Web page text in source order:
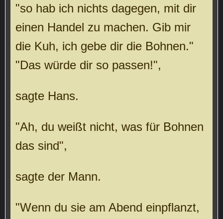
"so hab ich nichts dagegen, mit dir
einen Handel zu machen. Gib mir
die Kuh, ich gebe dir die Bohnen."
"Das würde dir so passen!",
sagte Hans.
"Ah, du weißt nicht, was für Bohnen
das sind",
sagte der Mann.
"Wenn du sie am Abend einpflanzt,